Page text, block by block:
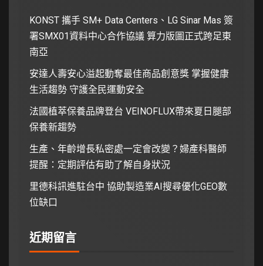
KONST 攜手 SM+ Data Centers、LG Sinar Mas 簽
署SMX01資料中心合作協議 算力版圖正式跨足東
南亞
安達人壽安心溢起動奪最佳商品創意獎 掌握健康
生活趨勢 守護全民運動安全
法國植萃保養品牌登台 VEINOFLUX帶來夏日腿部
保養新趨勢
生產、年齡增長私密處一定會改變？婦產科醫師
提醒：定期評估有助了解自身狀況
里德科訊進駐台中 協助製造業AI搜尋優化GEO數
位缺口
近期留言